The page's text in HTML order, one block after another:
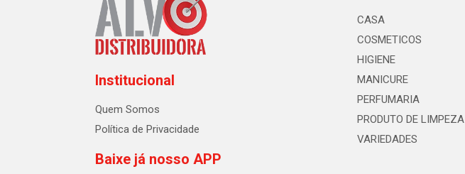
Institucional
Quem Somos
Política de Privacidade
Baixe já nosso APP
CASA
COSMETICOS
HIGIENE
MANICURE
PERFUMARIA
PRODUTO DE LIMPEZA
VARIEDADES